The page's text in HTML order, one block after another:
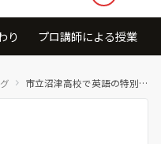
り プロ講師による授業
市立沼津高校で英語の特別授業を行いました。